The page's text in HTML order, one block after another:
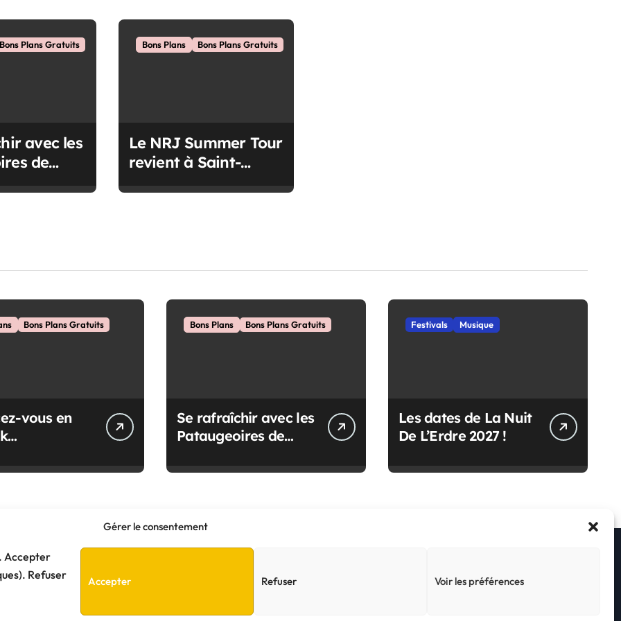
Gérer le consentement
Accepter
Refuser
Accepter Refuser Voir les préférences
Bons Plans Gratuits
avec les
de
Bons Plans Bons Plans Gratuits
Le NRJ Summer Tour
revient à Saint-
Bons Plans Gratuits
vous en
Bons Plans Bons Plans Gratuits
Se rafraîchir avec les
Pataugeoires de
Festivals Musique
Les dates de La Nuit
De L’Erdre 2027 !